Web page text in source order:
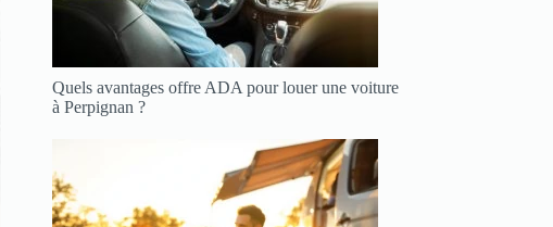
Quels avantages offre ADA pour louer une voiture
à Perpignan ?